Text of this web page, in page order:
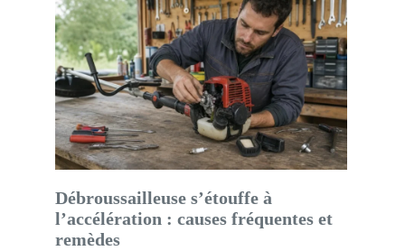
Débroussailleuse s’étouffe à
l’accélération : causes fréquentes et
remèdes